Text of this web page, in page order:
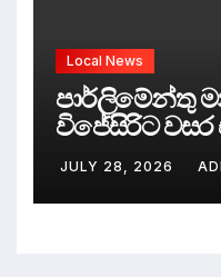
Local News
පාර්ලිමේන්තු
විජේසිරිට
දඬුවම්.
JULY 28, 2026